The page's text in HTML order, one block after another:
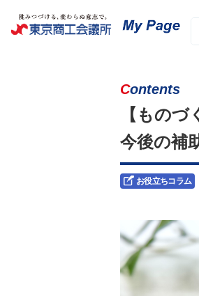
Contents
【もの
今後の補
お役立ちコラム